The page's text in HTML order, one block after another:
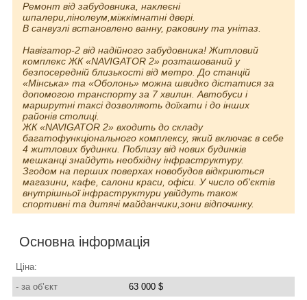
Ремонт від забудовника, наклеєні
шпалери,лінолеум,міжкімнатні двері.
В санвузлі встановлено ванну, раковину та унітаз.
Навігатор-2 від надійного забудовника! Житловий
комплекс ЖК «NAVIGATOR 2» розташований у
безпосередній близькості від метро. До станцій
«Мінська» та «Оболонь» можна швидко дістатися за
допомогою транспорту за 7 хвилин. Автобуси і
маршрутні таксі дозволяють доїхати і до інших
районів столиці.
ЖК «NAVIGATOR 2» входить до складу
багатофункціонального комплексу, який включає в себе
4 житлових будинки. Поблизу від нових будинків
мешканці знайдуть необхідну інфраструктуру.
Згодом на перших поверхах новобудов відкриються
магазини, кафе, салони краси, офіси. У число об'єктів
внутрішньої інфраструктури увійдуть також
спортивні та дитячі майданчики,зони відпочинку.
Основна інформація
Ціна:
- за об’єкт
63 000 $